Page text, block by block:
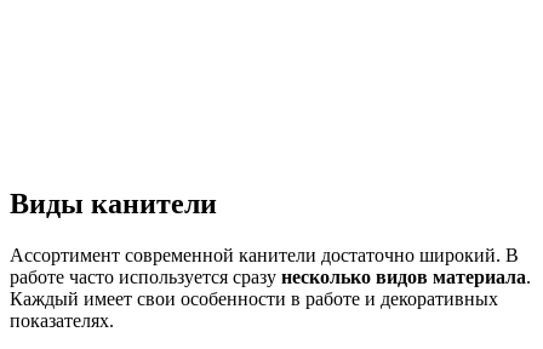
Виды канители
Ассортимент современной канители достаточно широкий. В
работе часто используется сразу несколько видов материала.
Каждый имеет свои особенности в работе и декоративных
показателях.